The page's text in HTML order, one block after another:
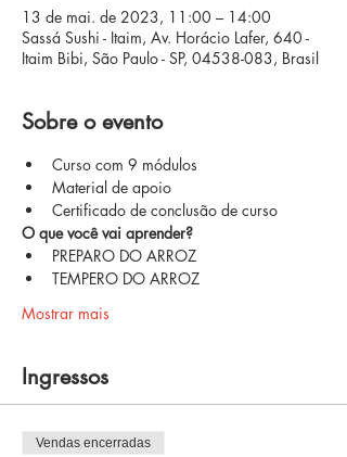
13 de mai. de 2023, 11:00 – 14:00
Sassá Sushi - Itaim, Av. Horácio Lafer, 640 -
Itaim Bibi, São Paulo - SP, 04538-083, Brasil
Sobre o evento
Curso com 9 módulos
Material de apoio
Certificado de conclusão de curso
O que você vai aprender?
PREPARO DO ARROZ
TEMPERO DO ARROZ
Mostrar mais
Ingressos
Vendas encerradas